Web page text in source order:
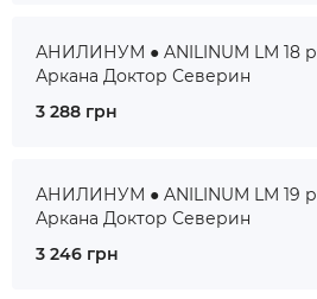
АНИЛИНУМ ● ANILINUM LM 18
Аркана Доктор Северин
3 288 грн
АНИЛИНУМ ● ANILINUM LM 19
Аркана Доктор Северин
3 246 грн